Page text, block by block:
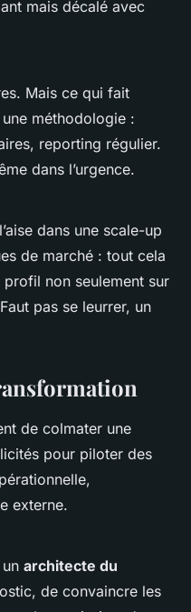
mais décalé avec
Mais ce qui fait
méthodologie :
reporting régulier.
dans l’urgence.
dans une scale-up
de marché : tout cela
non seulement sur
pas se leurrer, un
de colmater une
pour piloter des
externe.
architecte du
de convaincre les